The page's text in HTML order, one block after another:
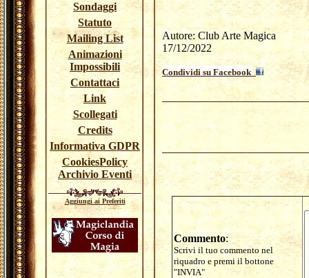
Sondaggi
Statuto
Mailing List
Animazioni
Impossibili
Contattaci
Link
Scollegati
Credits
Informativa GDPR
CookiesPolicy
Archivio Eventi
Aggiungi ai Preferiti
Autore: Club Arte Magica
17/12/2022
Condividi su Facebook
Commento:
Scrivi il tuo commento nel
riquadro e premi il bottone
"INVIA"